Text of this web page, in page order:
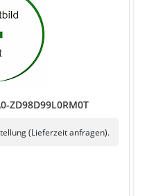
ZD98D99L0RM0T
(Lieferzeit anfragen).